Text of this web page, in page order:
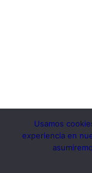
Copyright
© Instituto
Usamos
experiencia en